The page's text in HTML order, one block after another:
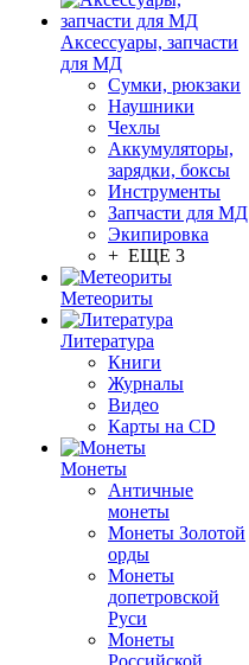
Аксессуары, запчасти
для МД
Сумки, рюкзаки
Наушники
Чехлы
Аккумуляторы,
зарядки, боксы
Инструменты
Запчасти для МД
Экипировка
+ ЕЩЕ 3
Метеориты
Литература
Книги
Журналы
Видео
Карты на CD
Монеты
Античные
монеты
Монеты Золотой
орды
Монеты
допетровской
Руси
Монеты
Российской